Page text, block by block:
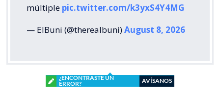
múltiple pic.twitter.com/k3yxS4Y4MG
— ElBuni (@therealbuni)August 8, 2026
¿ENCONTRASTE UN
ERROR?
AVÍSANOS